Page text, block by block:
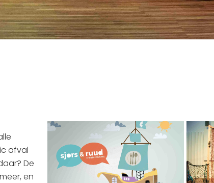
afval
De
en